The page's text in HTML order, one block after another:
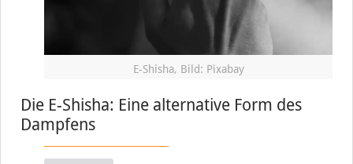
E-Shisha, Bild: Pixabay
Die E-Shisha: Eine alternative Form des
Dampfens